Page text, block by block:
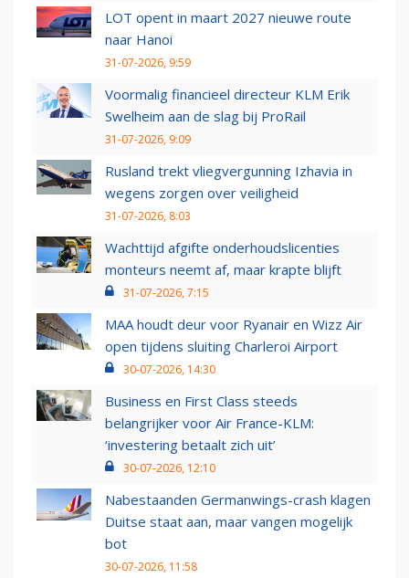
LOT opent in maart 2027 nieuwe route
naar Hanoi
31-07-2026, 9:59
Voormalig financieel directeur KLM Erik
Swelheim aan de slag bij ProRail
31-07-2026, 9:09
Rusland trekt vliegvergunning Izhavia in
wegens zorgen over veiligheid
31-07-2026, 8:03
Wachttijd afgifte onderhoudslicenties
monteurs neemt af, maar krapte blijft
31-07-2026, 7:15
MAA houdt deur voor Ryanair en Wizz Air
open tijdens sluiting Charleroi Airport
30-07-2026, 14:30
Business en First Class steeds
belangrijker voor Air France-KLM:
‘investering betaalt zich uit’
30-07-2026, 12:10
Nabestaanden Germanwings-crash klagen
Duitse staat aan, maar vangen mogelijk
bot
30-07-2026, 11:58